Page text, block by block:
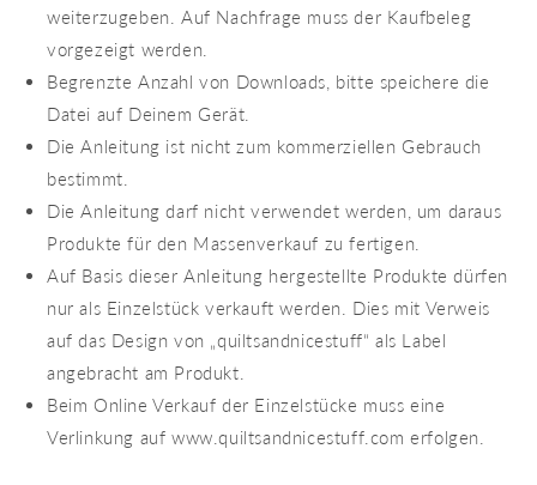
weiterzugeben. Auf Nachfrage muss der Kaufbeleg
vorgezeigt werden.
Begrenzte Anzahl von Downloads, bitte speichere die
Datei auf Deinem Gerät.
Die Anleitung ist nicht zum kommerziellen Gebrauch
bestimmt.
Die Anleitung darf nicht verwendet werden, um daraus
Produkte für den Massenverkauf zu fertigen.
Auf Basis dieser Anleitung hergestellte Produkte dürfen
nur als Einzelstück verkauft werden. Dies mit Verweis
auf das Design von „quiltsandnicestuff“ als Label
angebracht am Produkt.
Beim Online Verkauf der Einzelstücke muss eine
Verlinkung auf www.quiltsandnicestuff.com erfolgen.